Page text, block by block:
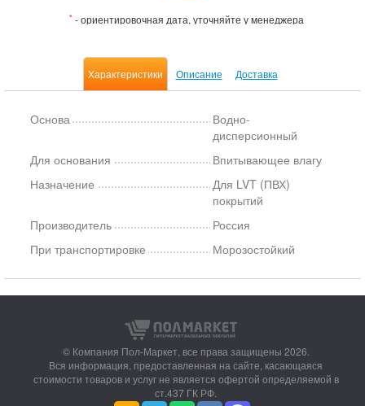
* - ориентировочная дата, уточняйте у менеджера
Характеристики Описание Доставка
Основа
Водно-
дисперсионный
Для основания
Впитывающее влагу
Назначение
Для LVT (ПВХ)
покрытий
Производитель
Россия
При транспортировке
Морозостойкий
© Компания Пол-Маркет, все права защищены 2026.
Вся информация, предоставленная на сайте, касающаяся
стоимости товаров и услуг не является офертой определяемой в
ст.437 ГК РФ.